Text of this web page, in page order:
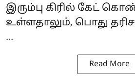
இரும்பு கிரில் கேட்
உள்ளதாலும், பொது
...
Read More